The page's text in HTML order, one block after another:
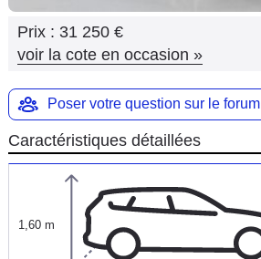
Moto
Marques
Prix : 31 250 €
voir la cote en occasion »
Poser votre question sur le forum
Caractéristiques détaillées
1,60 m